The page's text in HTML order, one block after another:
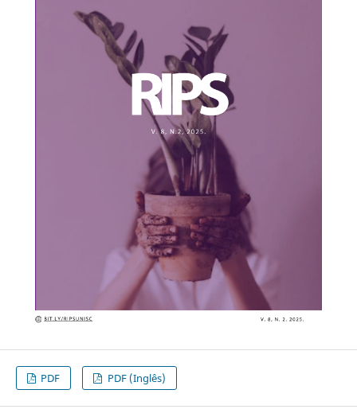
PDF PDF (Inglês)